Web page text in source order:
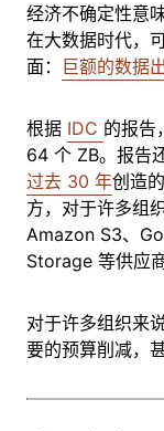
经济不确定性意
在大数据时代，
面： 巨额的数据
根据 IDC 的报告
64 个 ZB。报告
过去 30 年创造
方，对于许多组
Amazon S3、
Storage 等供应
对于许多组织来说
要的预算削减，